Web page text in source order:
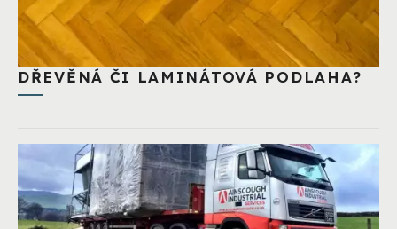
DŘEVĚNÁ ČI LAMINÁTOVÁ PODLAHA?